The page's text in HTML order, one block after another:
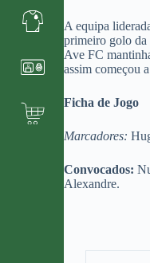
A equipa
primeiro golo da
Ave FC
assim começou
Ficha de Jogo
Marcadores:
Convocados:
Alexandre.